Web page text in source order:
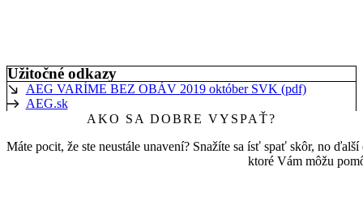
Užitočné odkazy
AEG VARÍME BEZ OBÁV 2019 október SVK (pdf)
AEG.sk
AKO SA DOBRE VYSPAŤ?
Máte pocit, že ste neustále unavení? Snažíte sa ísť spať skôr, no
ktoré Vám môžu